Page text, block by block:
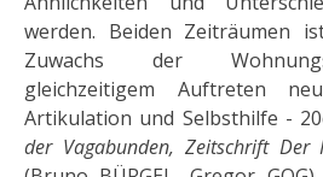
werden. Beiden Zeiträumen
Zuwachs der
gleichzeitigem Auftreten
Artikulation und Selbsthilfe -
der Vagabunden, Zeitschrift Der